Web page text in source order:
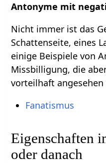
Antonyme mit
Nicht immer ist das
Schattenseite, eines
einige Beispiele von
Missbilligung, die
vorteilhaft angesehen
Fanatismus
Eigenschaften
oder danach